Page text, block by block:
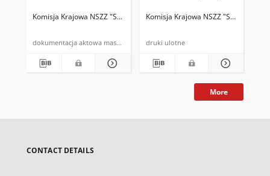
Komisja Krajowa NSZZ "Solidarność"
dokumentacja aktowa maszynopis powielony
postanowienie Sądu
Komisja Krajowa NSZZ "Solidarność"
druki ulotne
More
CONTACT DETAILS